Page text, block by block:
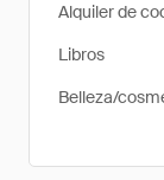
Alquiler de
Libros
Belleza/